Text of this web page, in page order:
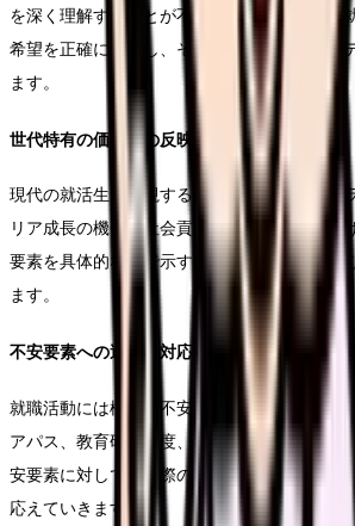
を深く理解することが不可欠です。2025年の
希望を正確に把握し、それに応える形でコン
ます。
世代特有の価値観の反映
現代の就活生が重視する要素として、ワーク
リア成長の機会、社会貢献の可能性などが挙
要素を具体的な形で示すことで、視聴者の関
ます。
不安要素への適切な対応
就職活動には様々な不安が付きものです。入
アパス、教育研修制度、職場の雰囲気など、
安要素に対して、実際の社員の経験や具体的
応えていきます。